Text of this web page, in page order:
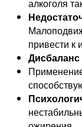
алкоголя
привести к